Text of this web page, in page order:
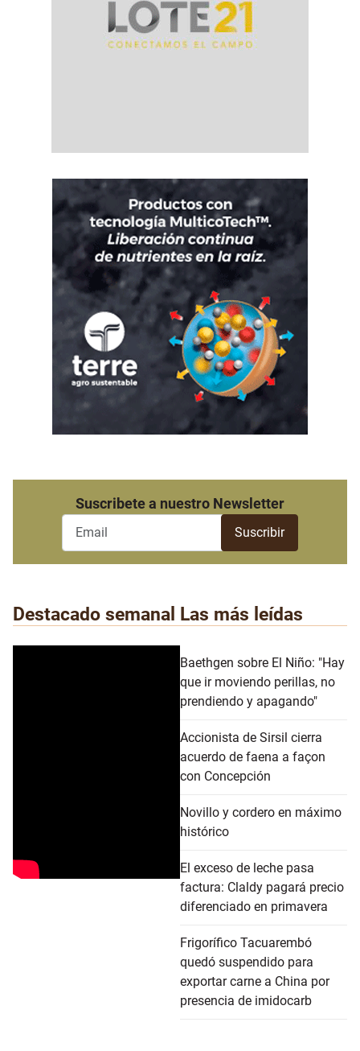
Suscribete a nuestro Newsletter
Destacado semanal Las más leídas
Baethgen sobre El Niño: "Hay
que ir moviendo perillas, no
prendiendo y apagando"
Accionista de Sirsil cierra
acuerdo de faena a façon
con Concepción
Novillo y cordero en máximo
histórico
El exceso de leche pasa
factura: Claldy pagará precio
diferenciado en primavera
Frigorífico Tacuarembó
quedó suspendido para
exportar carne a China por
presencia de imidocarb